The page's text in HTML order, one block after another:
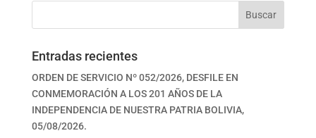
Buscar
Entradas recientes
ORDEN DE SERVICIO Nº 052/2026, DESFILE EN
CONMEMORACIÓN A LOS 201 AÑOS DE LA
INDEPENDENCIA DE NUESTRA PATRIA BOLIVIA,
05/08/2026.